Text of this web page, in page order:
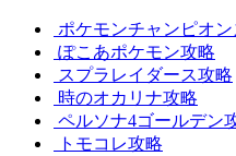
ポケモンチャンピオン
ぽこあポケモン攻略
スプラレイダース攻略
時のオカリナ攻略
ペルソナ4ゴールデン
トモコレ攻略